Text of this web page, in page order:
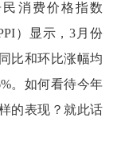
消费价格指数
）显示，3月份
比和环比涨幅均
。如何看待今年
的表现？就此话